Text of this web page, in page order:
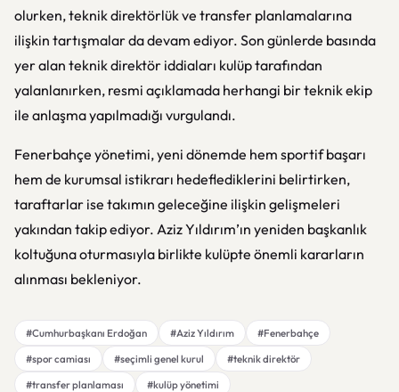
olurken, teknik direktörlük ve transfer planlamalarına
ilişkin tartışmalar da devam ediyor. Son günlerde basında
yer alan teknik direktör iddiaları kulüp tarafından
yalanlanırken, resmi açıklamada herhangi bir teknik ekip
ile anlaşma yapılmadığı vurgulandı.
Fenerbahçe yönetimi, yeni dönemde hem sportif başarı
hem de kurumsal istikrarı hedeflediklerini belirtirken,
taraftarlar ise takımın geleceğine ilişkin gelişmeleri
yakından takip ediyor. Aziz Yıldırım’ın yeniden başkanlık
koltuğuna oturmasıyla birlikte kulüpte önemli kararların
alınması bekleniyor.
#Cumhurbaşkanı Erdoğan #Aziz Yıldırım
#Fenerbahçe
#spor camiası
#seçimli genel kurul
#teknik direktör
#transfer planlaması
#kulüp yönetimi